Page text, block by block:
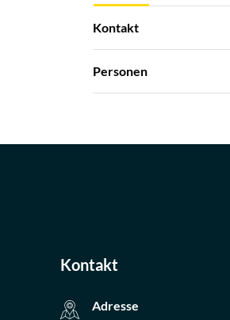
Kontakt
Personen
Kontakt
Adresse